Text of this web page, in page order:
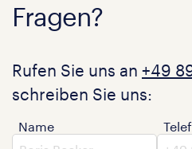
Fragen?
Rufen Sie uns an +49
schreiben Sie uns:
Name